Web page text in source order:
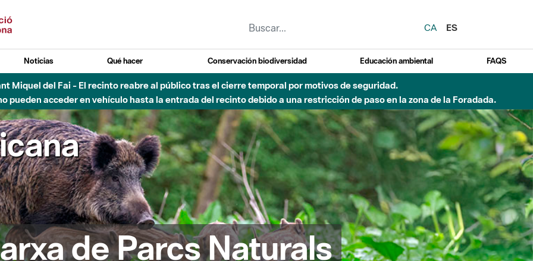
CA
ES
Noticias Qué hacer Conservación biodiversidad Educación ambiental FAQS
- Afectaciones en el cauce del Parque Fluvial del Besòs debido a obras de construcción de una pasarela sobre el río
de Parcs Naturals